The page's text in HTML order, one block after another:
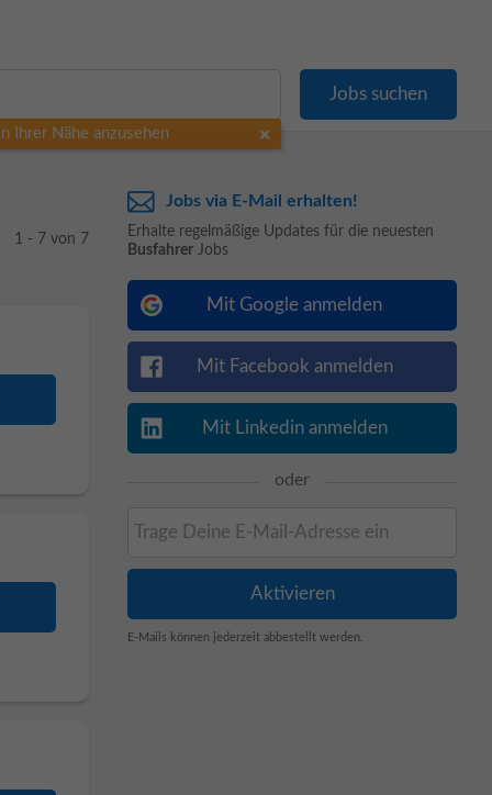
Ihrer Nähe anzusehen
1 - 7 von 7
Jobs via E-Mail erhalten!
Erhalte regelmäßige Updates für die neuesten
Busfahrer Jobs
Mit Google anmelden
Mit Facebook anmelden
Mit Linkedin anmelden
oder
E-Mails können jederzeit abbestellt werden.